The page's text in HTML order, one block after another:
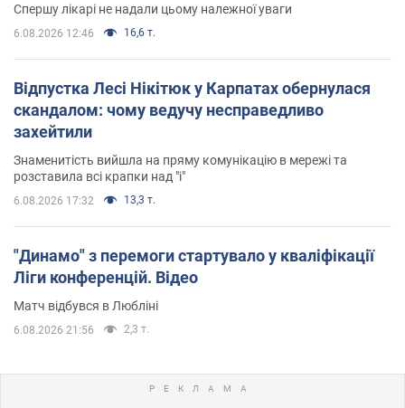
Спершу лікарі не надали цьому належної уваги
6.08.2026 12:46 16,6 т.
Відпустка Лесі Нікітюк у Карпатах обернулася
скандалом: чому ведучу несправедливо
захейтили
Знаменитість вийшла на пряму комунікацію в мережі та
розставила всі крапки над "і"
6.08.2026 17:32 13,3 т.
"Динамо" з перемоги стартувало у кваліфікації
Ліги конференцій. Відео
Матч відбувся в Любліні
6.08.2026 21:56 2,3 т.